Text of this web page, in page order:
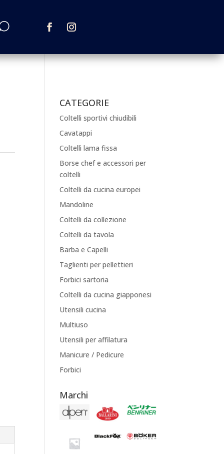
CATEGORIE
Coltelli sportivi chiudibili
Cavatappi
Coltelli lama fissa
Borse chef e accessori per
coltelli
Coltelli da cucina europei
Mandoline
Coltelli da collezione
Coltelli da tavola
Barba e Capelli
Taglienti per pellettieri
Forbici sartoria
Coltelli da cucina giapponesi
Utensili cucina
Multiuso
Utensili per affilatura
Manicure / Pedicure
Forbici
Marchi